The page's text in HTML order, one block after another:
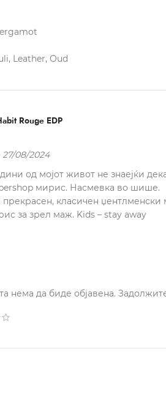
Leather, Oud
Rouge EDP
27/08/2024
од мојот живот не знаејќи
мирис. Насмевка во шише.
класичен
за зрел маж. Kids – stay away
нема да биде објавена.